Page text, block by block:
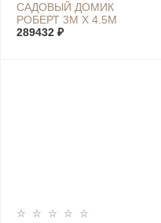
САДОВЫЙ ДОМИК
РОБЕРТ 3М Х 4.5М
289432 ₽